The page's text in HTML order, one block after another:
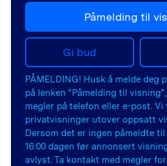
Påmelding til
Gi bud
PÅMELDING! Husk å melde deg
på lenken "Påmelding til
megler på telefon eller e-post.
privatvisninger utover oppsatt
Dersom det er ingen påmeldte
16:00 dagen før annonsert
avlyst. Ta kontakt med megler